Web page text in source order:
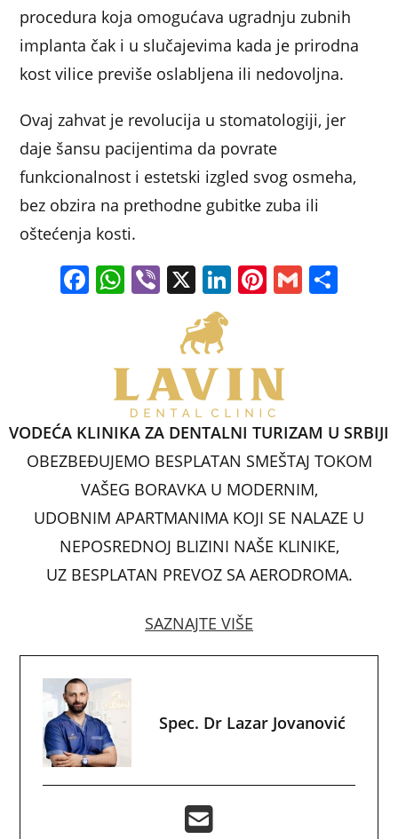
k
procedura koja omogućava ugradnju zubnih
implanta čak i u slučajevima kada je prirodna
kost vilice previše oslabljena ili nedovoljna.
Ovaj zahvat je revolucija u stomatologiji, jer
daje šansu pacijentima da povrate
funkcionalnost i estetski izgled svog osmeha,
bez obzira na prethodne gubitke zuba ili
oštećenja kosti.
F
o
o
k
W
A
p
p
Vi
er
X Li
e
dI
n
Pi
e
st
G
VODEĆA KLINIKA ZA DENTALNI TURIZAM U SRBIJI
OBEZBEĐUJEMO BESPLATAN SMEŠTAJ TOKOM
VAŠEG BORAVKA U MODERNIM,
UDOBNIM APARTMANIMA KOJI SE NALAZE U
NEPOSREDNOJ BLIZINI NAŠE KLINIKE,
UZ BESPLATAN PREVOZ SA AERODROMA.
SAZNAJTE VIŠE
Spec. Dr Lazar Jovanović